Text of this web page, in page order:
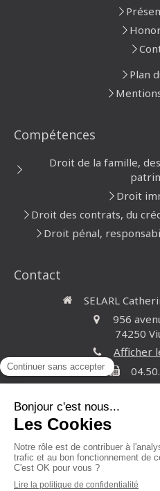
Plan
Compétences
Droit de la famille,
Droit
Droit des contrats, du
Droit pénal,
Contact
SELARL
956
74250
Afficher
Du
Contacter Maître BAUD-MARJOU
Création et référencement du site par